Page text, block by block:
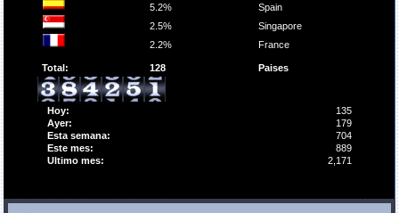
5.2%
Spain
2.5%
Singapore
2.2%
France
Total: 128 Paises
Hoy:
135
Ayer:
179
Esta semana:
704
Este mes:
889
Ultimo mes:
2,171